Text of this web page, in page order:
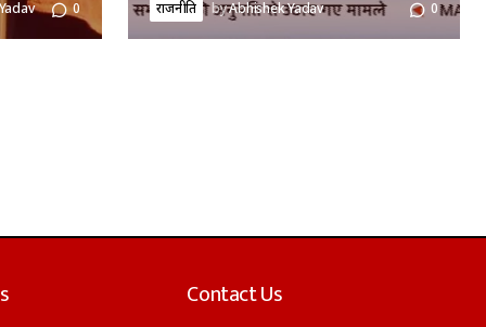
0 राजनीति byAbhishek Yadav 0
Contact Us